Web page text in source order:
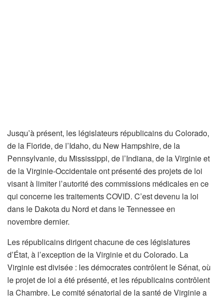
Jusqu’à présent, les législateurs républicains du Colorado,
de la Floride, de l’Idaho, du New Hampshire, de la
Pennsylvanie, du Mississippi, de l’Indiana, de la Virginie et
de la Virginie-Occidentale ont présenté des projets de loi
visant à limiter l’autorité des commissions médicales en ce
qui concerne les traitements COVID. C’est devenu la loi
dans le Dakota du Nord et dans le Tennessee en
novembre dernier.
Les républicains dirigent chacune de ces législatures
d’État, à l’exception de la Virginie et du Colorado. La
Virginie est divisée : les démocrates contrôlent le Sénat, où
le projet de loi a été présenté, et les républicains contrôlent
la Chambre. Le comité sénatorial de la santé de Virginie a